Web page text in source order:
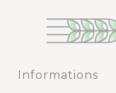
Informations